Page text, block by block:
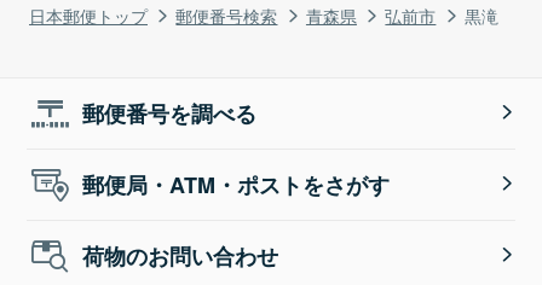
日本郵便トップ 郵便番号検索 青森県 弘前市 黒滝
郵便番号を調べる
郵便局・ATM・ポストをさがす
荷物のお問い合わせ